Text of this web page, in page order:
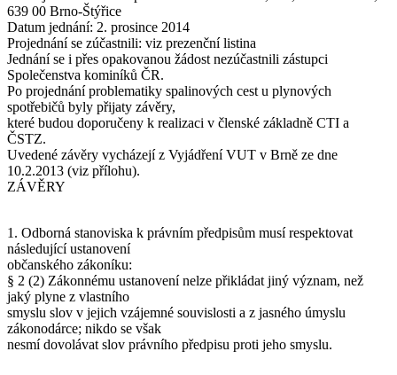
639 00 Brno-Štýřice
Datum jednání: 2. prosince 2014
Projednání se zúčastnili: viz prezenční listina
Jednání se i přes opakovanou žádost nezúčastnili zástupci
Společenstva kominíků ČR.
Po projednání problematiky spalinových cest u plynových
spotřebičů byly přijaty závěry,
které budou doporučeny k realizaci v členské základně CTI a
ČSTZ.
Uvedené závěry vycházejí z Vyjádření VUT v Brně ze dne
10.2.2013 (viz přílohu).
ZÁVĚRY
1. Odborná stanoviska k právním předpisům musí respektovat
následující ustanovení
občanského zákoníku:
§ 2 (2) Zákonnému ustanovení nelze přikládat jiný význam, než
jaký plyne z vlastního
smyslu slov v jejich vzájemné souvislosti a z jasného úmyslu
zákonodárce; nikdo se však
nesmí dovolávat slov právního předpisu proti jeho smyslu.
vzduchu, 4 – venkovní prostředí, 5 – potrubí odvodu spalin, 6 –
šachta, zrušený komínový průduch
Zásadně odmítnout Oznámení č. 115/14 vydané ve Věstníku ÚNMZ
č. 9/2014 ve věci vymezení pojmu spalinová cesta pro aplikaci
právních předpisů. Jedná se o naprosto nepřijatelný pokus o úpravu
právních předpisů mimo řádný legislativní proces, který je v
naprostém rozporu s občanským zákoníkem (viz závěr 1).
Vydané nařízení vlády č. 91/2010 Sb. nezajišťuje potřebnou prevenci
před otravami spalinami u plynových spotřebičů kategorie „B“, neboť
neobsahuje soubor potřebných požadavků k odstranění základních
spotřebič, na němž není zajišťován servis podle požadavků výrobce.
nedostatečný přívod vzduchu pro spalování ke spotřebiči
Požadavky nařízení vlády na kontrolu spalinových cest naopak
vyvolávají u občanů mylný dojem, že kontrolou spalinové cesty jsou
provedena potřebná opatření pro bezpečný provoz, včetně vyloučení
otrav oxidem uhelnatým. To potvrzuje nepříznivý trend v počtu otrav
oxidem uhelnatým v České republice a počty smrtelných otrav ve
Velké Británii.
Podle britského zákona a pravidel správné praxe musí být každý